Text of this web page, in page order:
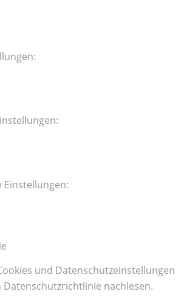
Einstellungen:
und Datenschutzeinstellungen
nachlesen.